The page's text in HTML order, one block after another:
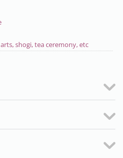
shogi, tea ceremony, etc